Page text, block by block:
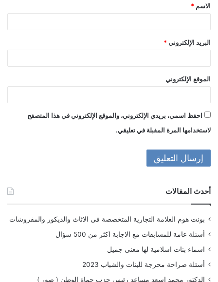
*
الاسم *
البريد الإلكتروني *
الموقع الإلكتروني
احفظ اسمي، بريدي الإلكتروني، والموقع الإلكتروني في هذا المتصفح
لاستخدامها المرة المقبلة في تعليقي.
أحدث المقالات
بونت هوم العلامة التجارية المتخصصة فى الاثاث والديكور والمفروشات
أسئلة عامة للمسابقات مع الاجابة اكثر من 500 سؤال
اسماء بنات اسلامية لها معنى جميل
أسئلة صراحة محرجة للبنات والشباب 2023
الدكتور محمد اسعد مساعد رئيس حزب حماة الوطن ( صور )